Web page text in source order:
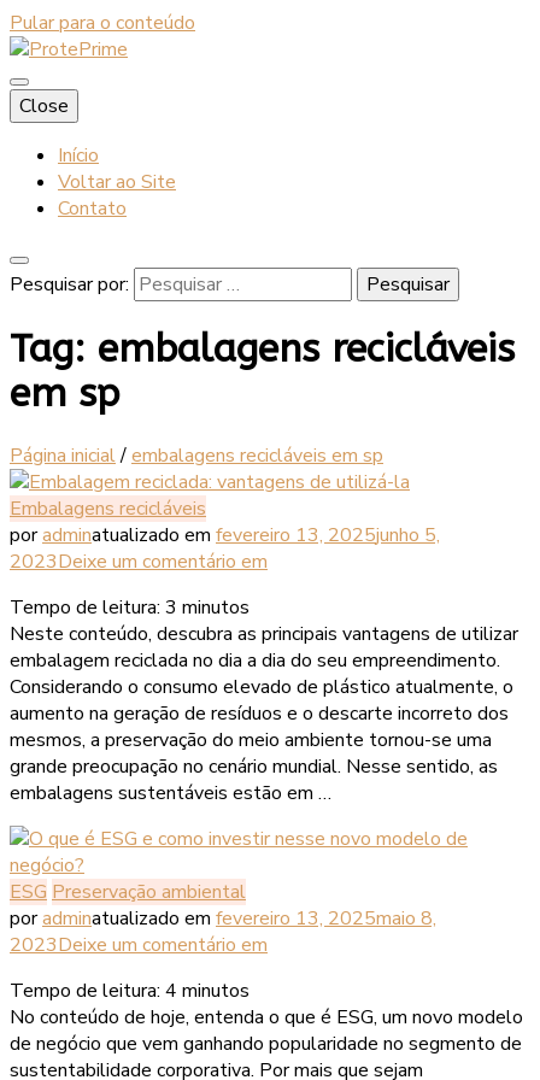
Pular para o conteúdo
ProtePrime
Blog
Close
Início
Voltar ao Site
Contato
Pesquisar por:
Tag: embalagens recicláveis
em sp
Página inicial/embalagens recicláveis em sp
Embalagens recicláveis
poradminatualizado em fevereiro 13, 2025junho 5,
2023Deixe um comentário em
Tempo de leitura: 3 minutos
Neste conteúdo, descubra as principais vantagens de utilizar
embalagem reciclada no dia a dia do seu empreendimento.
Considerando o consumo elevado de plástico atualmente, o
aumento na geração de resíduos e o descarte incorreto dos
mesmos, a preservação do meio ambiente tornou-se uma
grande preocupação no cenário mundial. Nesse sentido, as
embalagens sustentáveis estão em …
ESG Preservação ambiental
poradminatualizado em fevereiro 13, 2025maio 8,
2023Deixe um comentário em
Tempo de leitura: 4 minutos
No conteúdo de hoje, entenda o que é ESG, um novo modelo
de negócio que vem ganhando popularidade no segmento de
sustentabilidade corporativa. Por mais que sejam